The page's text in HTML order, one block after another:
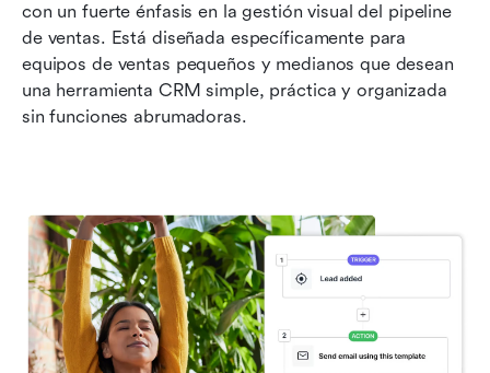
con un fuerte énfasis en la gestión visual del pipeline
de ventas. Está diseñada específicamente para
equipos de ventas pequeños y medianos que desean
una herramienta CRM simple, práctica y organizada
sin funciones abrumadoras.